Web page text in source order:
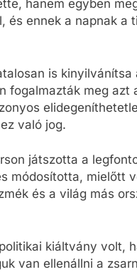
hanem egyben
és ennek a napnak a
is kinyilvánítsa
fogalmazták meg azt
való jog.
játszotta a
módosította, mielőtt
és a világ más
kiáltvány volt,
van ellenállni a